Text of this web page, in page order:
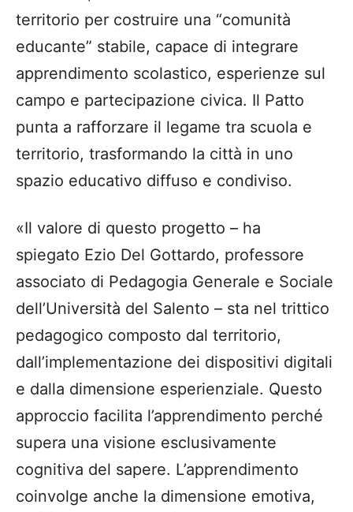
territorio per costruire una “comunità
educante” stabile, capace di integrare
apprendimento scolastico, esperienze sul
campo e partecipazione civica. Il Patto
punta a rafforzare il legame tra scuola e
territorio, trasformando la città in uno
spazio educativo diffuso e condiviso.
«Il valore di questo progetto – ha
spiegato Ezio Del Gottardo, professore
associato di Pedagogia Generale e Sociale
dell’Università del Salento – sta nel trittico
pedagogico composto dal territorio,
dall’implementazione dei dispositivi digitali
e dalla dimensione esperienziale. Questo
approccio facilita l’apprendimento perché
supera una visione esclusivamente
cognitiva del sapere. L’apprendimento
coinvolge anche la dimensione emotiva,